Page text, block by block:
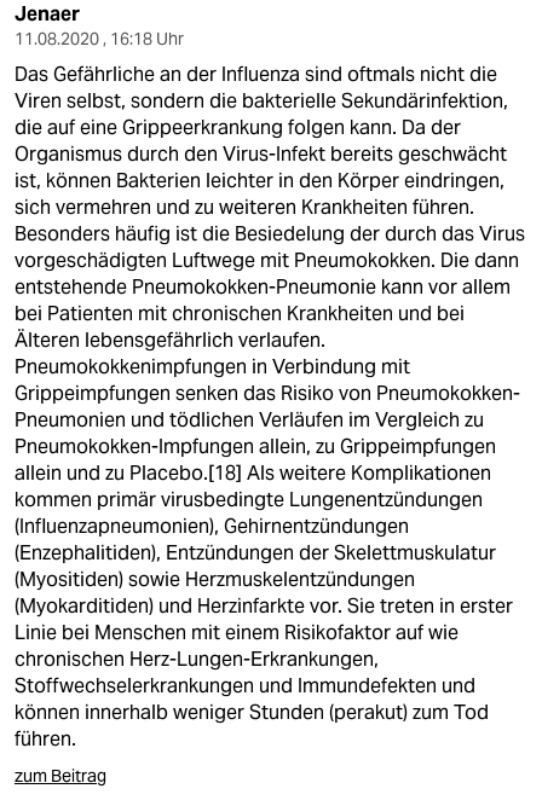
Jenaer
11.08.2020 , 16:18 Uhr
Das Gefährliche an der Influenza sind oftmals nicht die
Viren selbst, sondern die bakterielle Sekundärinfektion,
die auf eine Grippeerkrankung folgen kann. Da der
Organismus durch den Virus-Infekt bereits geschwächt
ist, können Bakterien leichter in den Körper eindringen,
sich vermehren und zu weiteren Krankheiten führen.
Besonders häufig ist die Besiedelung der durch das Virus
vorgeschädigten Luftwege mit Pneumokokken. Die dann
entstehende Pneumokokken-Pneumonie kann vor allem
bei Patienten mit chronischen Krankheiten und bei
Älteren lebensgefährlich verlaufen.
Pneumokokkenimpfungen in Verbindung mit
Grippeimpfungen senken das Risiko von Pneumokokken-
Pneumonien und tödlichen Verläufen im Vergleich zu
Pneumokokken-Impfungen allein, zu Grippeimpfungen
allein und zu Placebo.[18] Als weitere Komplikationen
kommen primär virusbedingte Lungenentzündungen
(Influenzapneumonien), Gehirnentzündungen
(Enzephalitiden), Entzündungen der Skelettmuskulatur
(Myositiden) sowie Herzmuskelentzündungen
(Myokarditiden) und Herzinfarkte vor. Sie treten in erster
Linie bei Menschen mit einem Risikofaktor auf wie
chronischen Herz-Lungen-Erkrankungen,
Stoffwechselerkrankungen und Immundefekten und
können innerhalb weniger Stunden (perakut) zum Tod
führen.
zum Beitrag